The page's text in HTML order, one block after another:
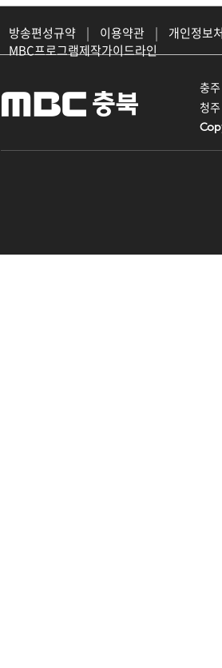
방송편성규약 | 이용약관 | 개인정보
MBC프로그램제작가이드라인
충
청